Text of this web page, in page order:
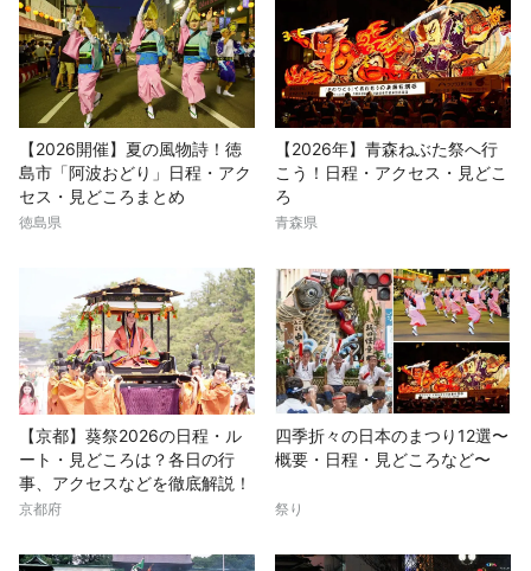
【2026開催】夏の風物詩！徳
島市「阿波おどり」日程・アク
セス・見どころまとめ
徳島県
【2026年】青森ねぶた祭へ行
こう！日程・アクセス・見どこ
ろ
青森県
【京都】葵祭2026の日程・ル
ート・見どころは？各日の行
事、アクセスなどを徹底解説！
京都府
四季折々の日本のまつり12選〜
概要・日程・見どころなど〜
祭り